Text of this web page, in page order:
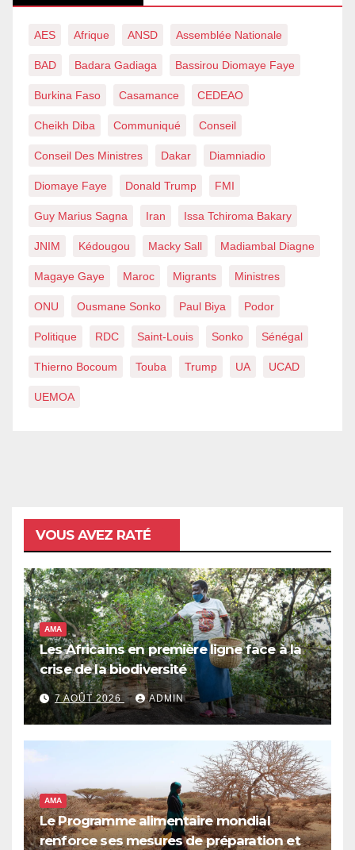
AES Afrique ANSD Assemblée Nationale
BAD Badara Gadiaga Bassirou Diomaye Faye
Burkina Faso Casamance CEDEAO
Cheikh Diba Communiqué Conseil
Conseil Des Ministres Dakar Diamniadio
Diomaye Faye Donald Trump FMI
Guy Marius Sagna Iran Issa Tchiroma Bakary
JNIM Kédougou Macky Sall Madiambal Diagne
Magaye Gaye Maroc Migrants Ministres
ONU Ousmane Sonko Paul Biya Podor
Politique RDC Saint-Louis Sonko Sénégal
Thierno Bocoum Touba Trump UA UCAD
UEMOA
VOUS AVEZ RATÉ
AMA
Les Africains en première ligne face à la
crise de la biodiversité
7 AOÛT 2026 ADMIN
AMA
Le Programme alimentaire mondial
renforce ses mesures de préparation et